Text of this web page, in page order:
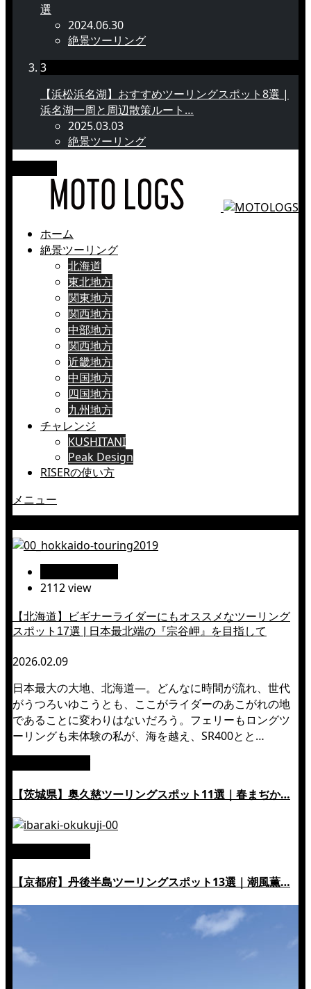
選
2024.06.30
絶景ツーリング
3
【浜松浜名湖】おすすめツーリングスポット8選 |
浜名湖一周と周辺散策ルート…
2025.03.03
絶景ツーリング
ホーム
絶景ツーリング
北海道
東北地方
関東地方
関西地方
中部地方
関西地方
近畿地方
中国地方
四国地方
九州地方
チャレンジ
KUSHITANI
Peak Design
RISERの使い方
メニュー
2112 view
【北海道】ビギナーライダーにもオススメなツーリング
スポット17選 | 日本最北端の『宗谷岬』を目指して
2026.02.09
日本最大の大地、北海道―。どんなに時間が流れ、世代
がうつろいゆこうとも、ここがライダーのあこがれの地
であることに変わりはないだろう。フェリーもロングツ
ーリングも未体験の私が、海を越え、SR400とと…
【茨城県】奥久慈ツーリングスポット11選｜春まぢか…
【京都府】丹後半島ツーリングスポット13選｜潮風薫…